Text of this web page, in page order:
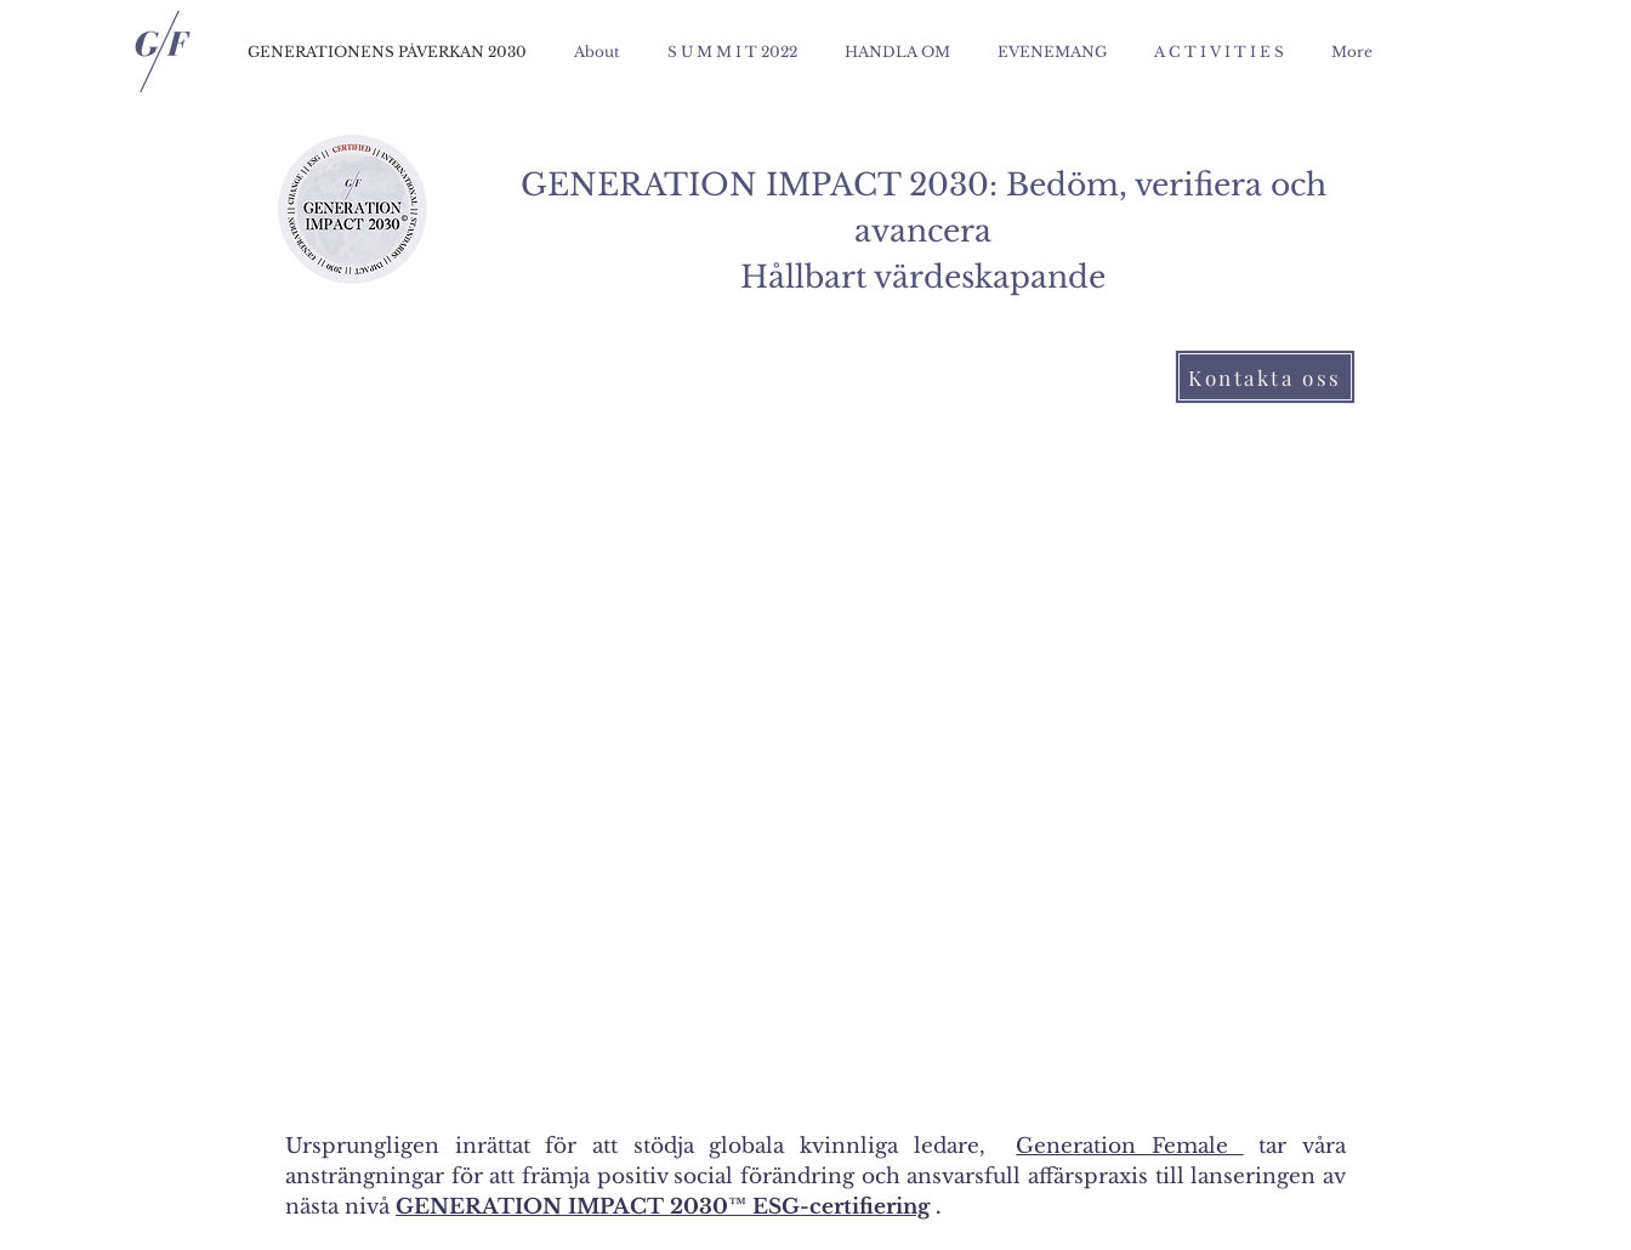
GENERATIONENS PÅVERKAN 2030 About S U M M I T 2022 HANDLA OM EVENEMANG A C T I V I T I E S More
GENERATION IMPACT 2030: Bedöm, verifiera och
avancera
Hållbart värdeskapande
Kontakta oss
Ursprungligen inrättat för att stödja globala kvinnliga ledare, Generation Female
tar våra
ansträngningar för att främja positiv social förändring och ansvarsfull affärspraxis till lanseringen av
nästa nivåGENERATION IMPACT 2030™ ESG-certifiering.